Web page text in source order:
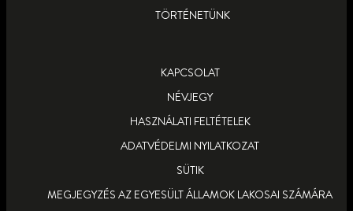
TÖRTÉNETÜNK
KAPCSOLAT
NÉVJEGY
HASZNÁLATI FELTÉTELEK
ADATVÉDELMI NYILATKOZAT
SÜTIK
MEGJEGYZÉS AZ EGYESÜLT ÁLLAMOK LAKOSAI SZÁMÁRA